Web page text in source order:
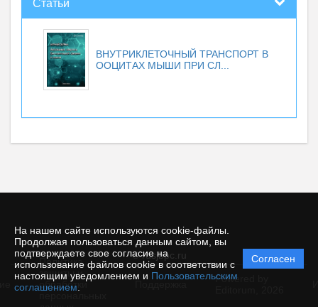
На нашем сайте используются cookie-файлы.
Продолжая пользоваться данным сайтом, вы
подтверждаете свое согласие на
использование файлов cookie в соответствии с
настоящим уведомлением и Пользовательским
соглашением
Согласен
Статьи
ВНУТРИКЛЕТОЧНЫЙ ТРАНСПОРТ В
ООЦИТАХ МЫШИ ПРИ СЛ...
© rusjbpc.ru
Политика
защиты и
обработки
Powered by